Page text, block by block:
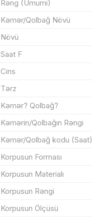
Rəng (Ümumi)
Kəmər/Qolbağ Növü
Növü
Saat F
Cins
Tərz
Kəmər? Qolbağ?
Kəmərin/Qolbağın Rəngi
Kəmər/Qolbağ kodu (Saat)
Korpusun Forması
Korpusun Materialı
Korpusun Rəngi
Korpusun Ölçüsü